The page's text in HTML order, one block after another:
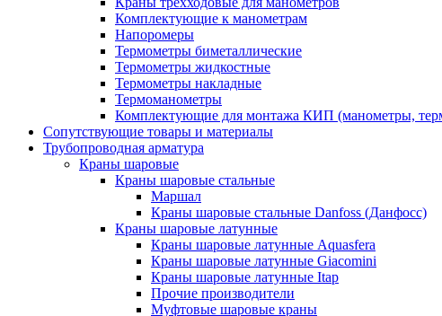
Комплектующие к манометрам
Напоромеры
Термометры биметаллические
Термометры жидкостные
Термометры накладные
Термоманометры
Комплектующие для монтажа КИП (манометры,
Сопутствующие товары и материалы
Трубопроводная арматура
Краны шаровые
Краны шаровые стальные
Маршал
Краны шаровые стальные Danfoss (Данфосс)
Краны шаровые латунные
Краны шаровые латунные Aquasfera
Краны шаровые латунные Giacomini
Краны шаровые латунные Itap
Прочие производители
Муфтовые шаровые краны